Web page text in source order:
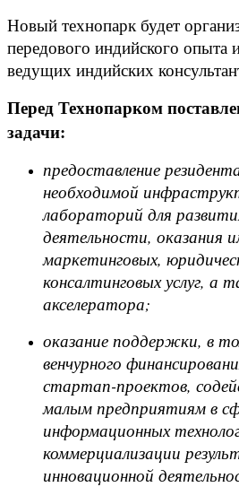
Новый технопарк будет
передового индийского опыта
ведущих индийских
Перед Технопарком
задачи:
предоставление
необходимой
лабораторий для
деятельности, оказания
маркетинговых,
консалтинговых услуг, а
акселератора;
оказание поддержки, в
венчурного
стартап-проектов,
малым предприятиям в
информационных
коммерциализации
инновационной